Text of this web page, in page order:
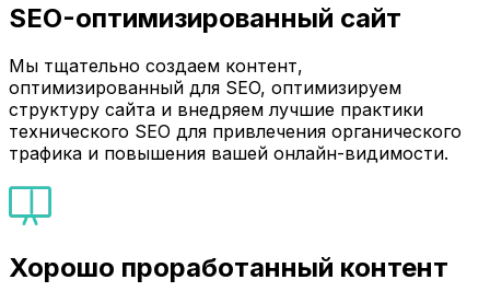
SEO-оптимизированный сайт
Мы тщательно создаем контент,
оптимизированный для SEO, оптимизируем
структуру сайта и внедряем лучшие практики
технического SEO для привлечения органического
трафика и повышения вашей онлайн-видимости.
Хорошо проработанный контент